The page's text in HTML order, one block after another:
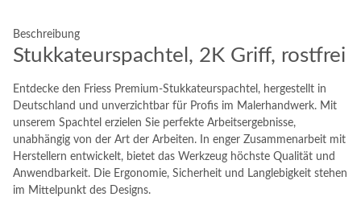
Beschreibung
Stukkateurspachtel, 2K Griff, rostfrei
Entdecke den Friess Premium-Stukkateurspachtel, hergestellt in
Deutschland und unverzichtbar für Profis im Malerhandwerk. Mit
unserem Spachtel erzielen Sie perfekte Arbeitsergebnisse,
unabhängig von der Art der Arbeiten. In enger Zusammenarbeit mit
Herstellern entwickelt, bietet das Werkzeug höchste Qualität und
Anwendbarkeit. Die Ergonomie, Sicherheit und Langlebigkeit stehen
im Mittelpunkt des Designs.